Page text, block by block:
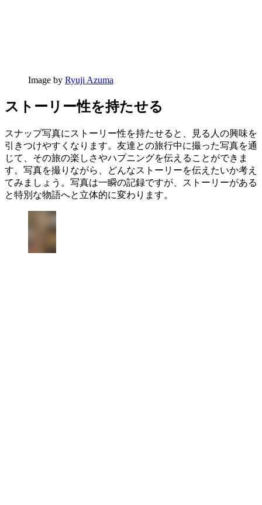
Image by Ryuji Azuma
ストーリー性を持たせる
スナップ写真にストーリー性を持たせると、見る人の興味を
引きつけやすくなります。友達との旅行中に撮った写真を通
じて、その旅の楽しさやハプニングを伝えることができま
す。写真を撮りながら、どんなストーリーを伝えたいか考え
てみましょう。写真は一瞬の記録ですが、ストーリーがある
と特別な物語へと立体的に変わります。